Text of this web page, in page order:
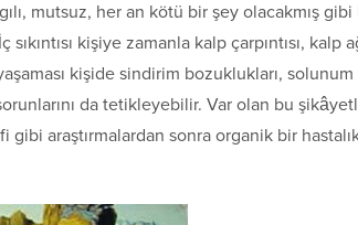
mutsuz, her an kötü bir şey olacakmış
kişiye zamanla kalp çarpıntısı, kalp
kişide sindirim bozuklukları, solunum
da tetikleyebilir. Var olan bu
araştırmalardan sonra organik bir